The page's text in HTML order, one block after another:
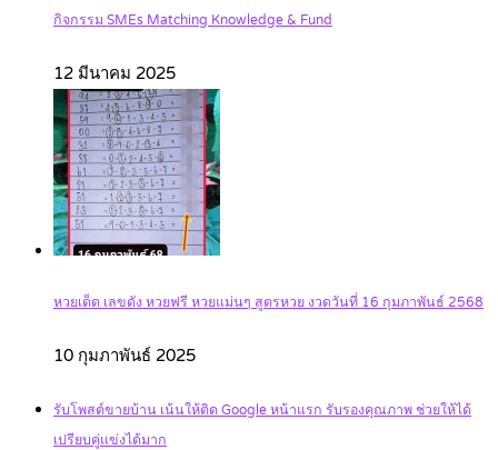
กิจกรรม SMEs Matching Knowledge & Fund
12 มีนาคม 2025
หวยเด็ด เลขดัง หวยฟรี หวยแม่นๆ สูตรหวย งวดวันที่ 16 กุมภาพันธ์ 2568
10 กุมภาพันธ์ 2025
รับโพสต์ขายบ้าน เน้นให้ติด Google หน้าแรก รับรองคุณภาพ ช่วยให้ได้
เปรียบคู่แข่งได้มาก